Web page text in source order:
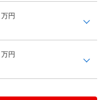
万円
万円